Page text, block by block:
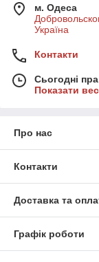
гімнастичну
надати
щасливий.
Для
нашому
задоволенням
Звоните:
066 308 5300
м. Одеса
Україна
Контакти
Сьогодні
Показати
Про нас
Контакти
Доставка та
Графік роботи